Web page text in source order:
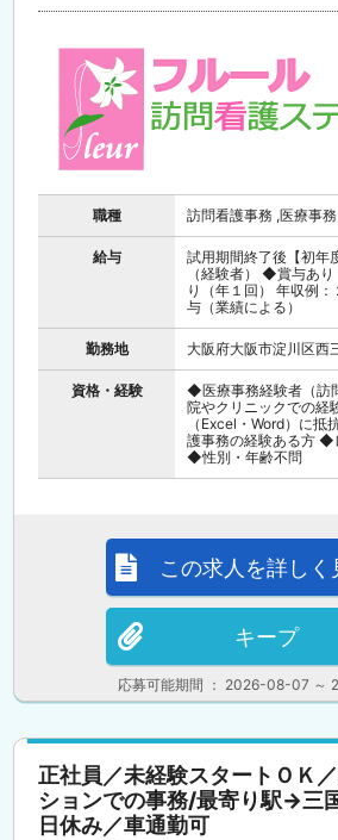
職種 訪問看護事務 ,医療事務
給与
試用期間終了後【初
（経験者） ◆賞与あ
り（年１回） 年収例
与（業績による）
勤務地 大阪府大阪市淀川区西
資格・経験
◆医療事務経験者（訪
院やクリニックでの
（Excel・Word）に
護事務の経験ある方 ◆
◆性別・年齢不問
応募可能期間 ： 2026-08-07 ～
この求人を詳しく
キープ
正社員／未経験スタートＯＫ
ションでの事務/最寄り駅→三
日休み／車通勤可